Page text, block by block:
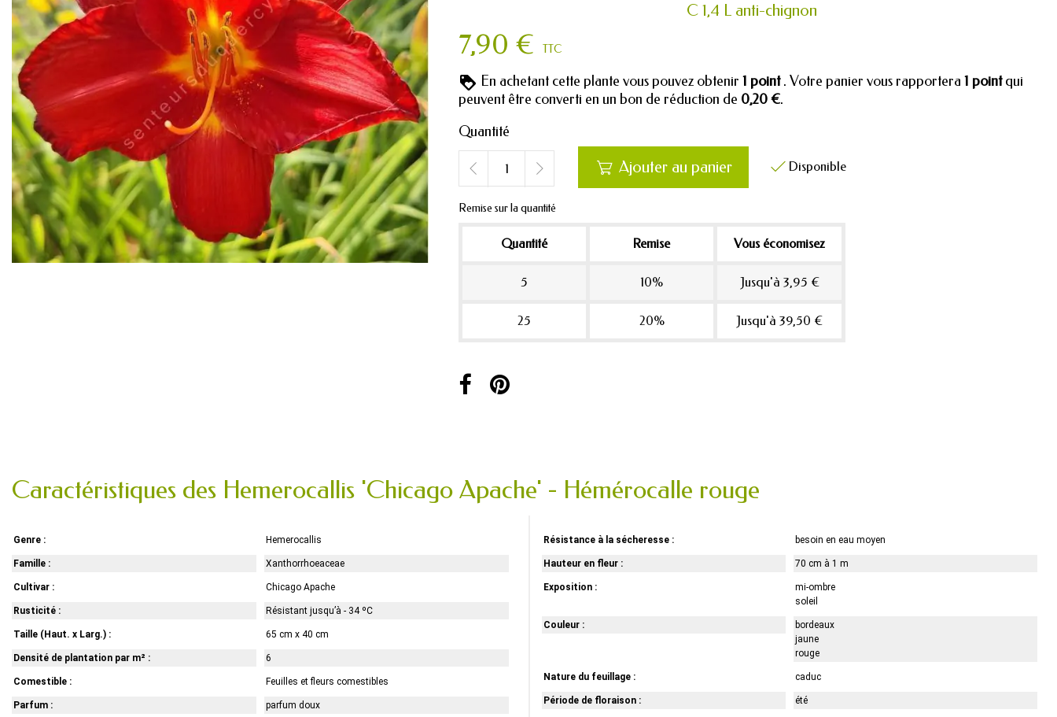
C 1,4 L anti-chignon
7,90 € TTC
En achetant cette plante vous pouvez obtenir 1 point . Votre panier vous rapportera 1 pointqui
peuvent être converti en un bon de réduction de 0,20 €.
Quantité
 Ajouter au panier  Disponible
Remise sur la quantité
Quantité Remise Vous économisez
5 10% Jusqu'à 3,95 €
25 20% Jusqu'à 39,50 €
Caractéristiques des Hemerocallis 'Chicago Apache' - Hémérocalle rouge
Genre : Hemerocallis
Famille : Xanthorrhoeaceae
Cultivar : Chicago Apache
Rusticité : Résistant jusqu’à - 34 ºC
Taille (Haut. x Larg.) : 65 cm x 40 cm
Densité de plantation par m² : 6
Comestible : Feuilles et fleurs comestibles
Parfum : parfum doux
Résistance à la sécheresse : besoin en eau moyen
Hauteur en fleur : 70 cm à 1 m
Exposition :
mi-ombre
soleil
Couleur :
bordeaux
jaune
rouge
Nature du feuillage : caduc
Période de floraison : été